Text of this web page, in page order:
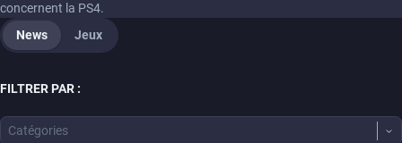
concernent la PS4.
News
Jeux
FILTRER PAR :
Catégories